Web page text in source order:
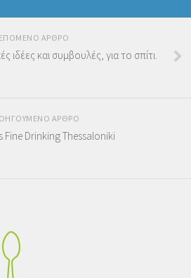
ΕΠΟΜΕΝΟ ΑΡΘΡΟ
ιδέες και συμβουλές, για το σπίτι.
ΑΡΘΡΟ
Fine Drinking Thessaloniki